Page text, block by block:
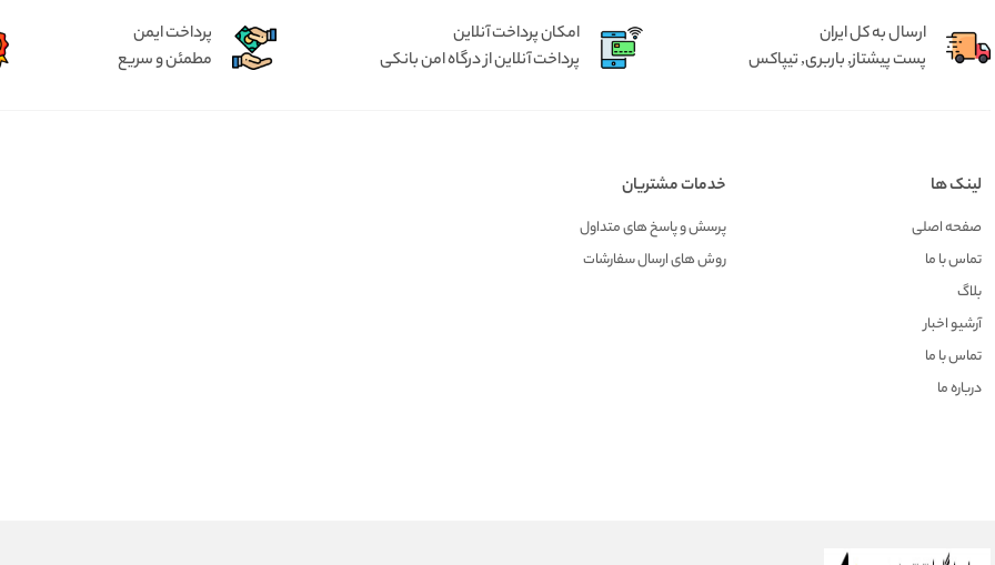
ارسال به کل ایران
پست پیشتاز, باربری, تیپاکس
امکان پرداخت آنلاین
پرداخت آنلاین از درگاه امن بانکی
پرداخت ایمن
مطمئن و سریع
لینک ها
صفحه اصلی
تماس با ما
بلاگ
آرشیو اخبار
تماس با ما
درباره ما
خدمات مشتریان
پرسش و پاسخ های متداول
روش های ارسال سفارشات